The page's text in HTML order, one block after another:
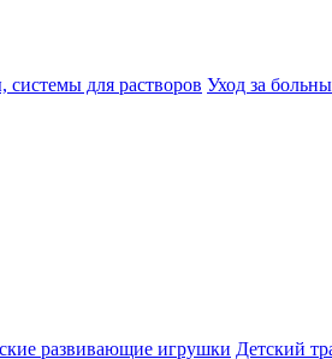
для растворов Уход за
развивающие игрушки Детский